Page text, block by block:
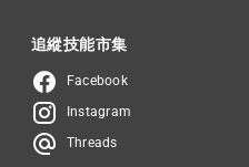
追縱技能市集
Facebook
Instagram
Threads